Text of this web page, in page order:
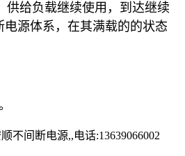
供给负载继续使用，到达继续
源体系，在其满载的的状态
不间断电源,,电话:13639066002